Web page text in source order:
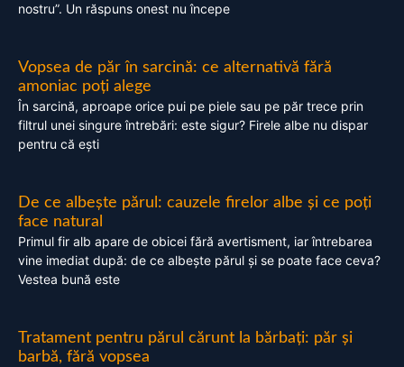
nostru”. Un răspuns onest nu începe
Vopsea de păr în sarcină: ce alternativă fără
amoniac poți alege
În sarcină, aproape orice pui pe piele sau pe păr trece prin
filtrul unei singure întrebări: este sigur? Firele albe nu dispar
pentru că ești
De ce albește părul: cauzele firelor albe și ce poți
face natural
Primul fir alb apare de obicei fără avertisment, iar întrebarea
vine imediat după: de ce albește părul și se poate face ceva?
Vestea bună este
Tratament pentru părul cărunt la bărbați: păr și
barbă, fără vopsea